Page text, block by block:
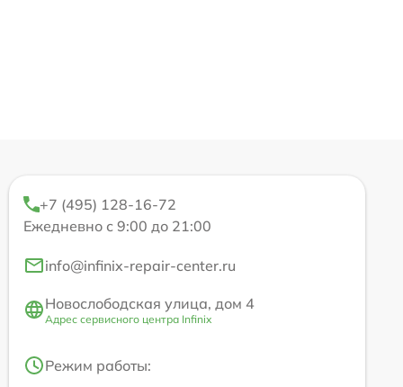
+7 (495) 128-16-72
Ежедневно с 9:00 до 21:00
info@infinix-repair-center.ru
Новослободская улица, дом 4
Адрес сервисного центра Infinix
Режим работы: